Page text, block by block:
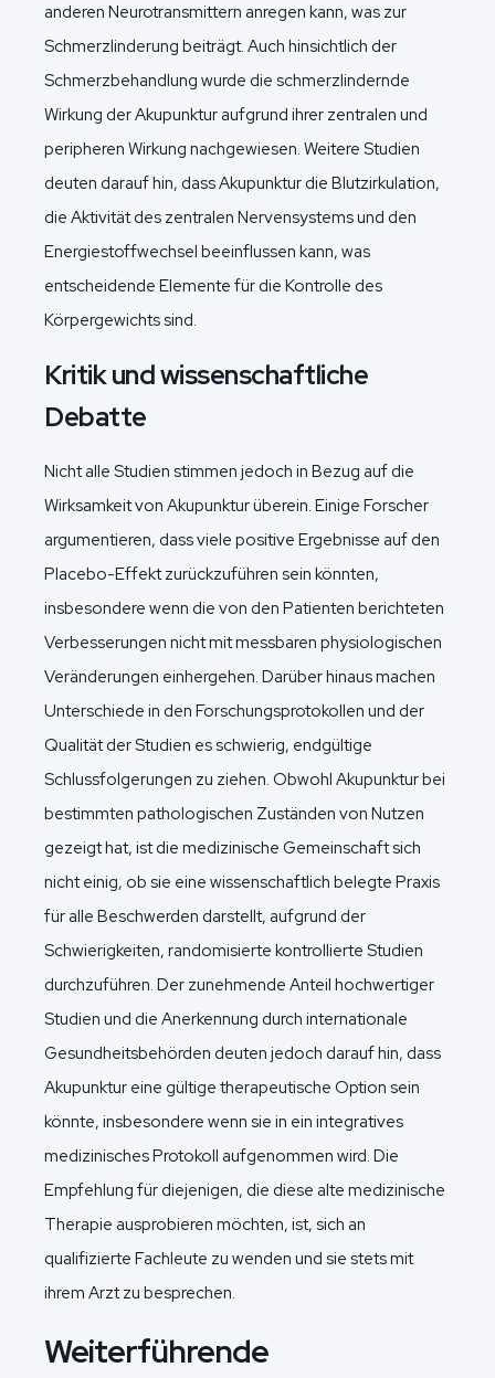
anderen Neurotransmittern anregen kann, was zur
Schmerzlinderung beiträgt. Auch hinsichtlich der
Schmerzbehandlung wurde die schmerzlindernde
Wirkung der Akupunktur aufgrund ihrer zentralen und
peripheren Wirkung nachgewiesen. Weitere Studien
deuten darauf hin, dass Akupunktur die Blutzirkulation,
die Aktivität des zentralen Nervensystems und den
Energiestoffwechsel beeinflussen kann, was
entscheidende Elemente für die Kontrolle des
Körpergewichts sind.
Kritik und wissenschaftliche
Debatte
Nicht alle Studien stimmen jedoch in Bezug auf die
Wirksamkeit von Akupunktur überein. Einige Forscher
argumentieren, dass viele positive Ergebnisse auf den
Placebo-Effekt zurückzuführen sein könnten,
insbesondere wenn die von den Patienten berichteten
Verbesserungen nicht mit messbaren physiologischen
Veränderungen einhergehen. Darüber hinaus machen
Unterschiede in den Forschungsprotokollen und der
Qualität der Studien es schwierig, endgültige
Schlussfolgerungen zu ziehen. Obwohl Akupunktur bei
bestimmten pathologischen Zuständen von Nutzen
gezeigt hat, ist die medizinische Gemeinschaft sich
nicht einig, ob sie eine wissenschaftlich belegte Praxis
für alle Beschwerden darstellt, aufgrund der
Schwierigkeiten, randomisierte kontrollierte Studien
durchzuführen. Der zunehmende Anteil hochwertiger
Studien und die Anerkennung durch internationale
Gesundheitsbehörden deuten jedoch darauf hin, dass
Akupunktur eine gültige therapeutische Option sein
könnte, insbesondere wenn sie in ein integratives
medizinisches Protokoll aufgenommen wird. Die
Empfehlung für diejenigen, die diese alte medizinische
Therapie ausprobieren möchten, ist, sich an
qualifizierte Fachleute zu wenden und sie stets mit
ihrem Arzt zu besprechen.
Weiterführende